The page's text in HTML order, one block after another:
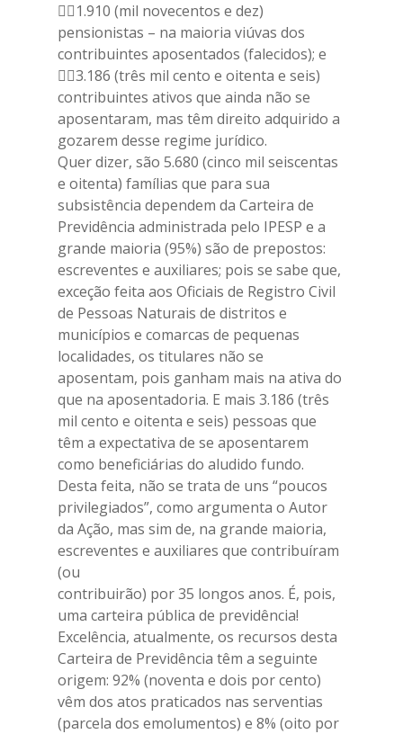
1.910 (mil novecentos e dez)
pensionistas – na maioria viúvas dos
contribuintes aposentados (falecidos); e
3.186 (três mil cento e oitenta e seis)
contribuintes ativos que ainda não se
aposentaram, mas têm direito adquirido a
gozarem desse regime jurídico.
Quer dizer, são 5.680 (cinco mil seiscentas
e oitenta) famílias que para sua
subsistência dependem da Carteira de
Previdência administrada pelo IPESP e a
grande maioria (95%) são de prepostos:
escreventes e auxiliares; pois se sabe que,
exceção feita aos Oficiais de Registro Civil
de Pessoas Naturais de distritos e
municípios e comarcas de pequenas
localidades, os titulares não se
aposentam, pois ganham mais na ativa do
que na aposentadoria. E mais 3.186 (três
mil cento e oitenta e seis) pessoas que
têm a expectativa de se aposentarem
como beneficiárias do aludido fundo.
Desta feita, não se trata de uns “poucos
privilegiados”, como argumenta o Autor
da Ação, mas sim de, na grande maioria,
escreventes e auxiliares que contribuíram
(ou
contribuirão) por 35 longos anos. É, pois,
uma carteira pública de previdência!
Excelência, atualmente, os recursos desta
Carteira de Previdência têm a seguinte
origem: 92% (noventa e dois por cento)
vêm dos atos praticados nas serventias
(parcela dos emolumentos) e 8% (oito por